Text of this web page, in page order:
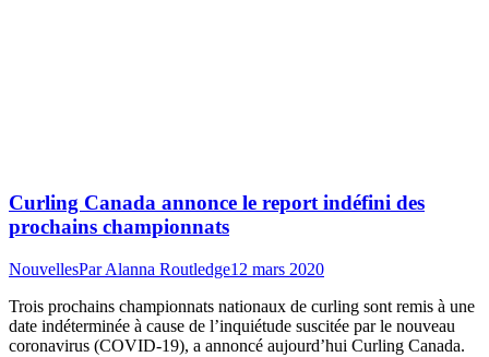
Curling Canada annonce le report indéfini des
prochains championnats
NouvellesParAlanna Routledge12 mars 2020
Trois prochains championnats nationaux de curling sont remis à une
date indéterminée à cause de l’inquiétude suscitée par le nouveau
coronavirus (COVID-19), a annoncé aujourd’hui Curling Canada.